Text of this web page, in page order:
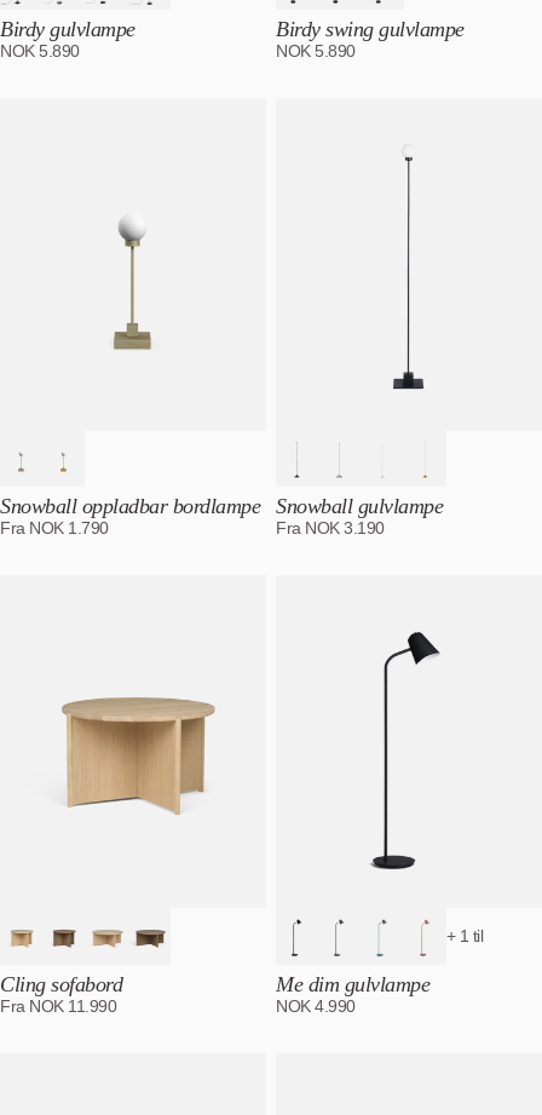
Birdy gulvlampe
NOK 5.890
Birdy swing gulvlampe
NOK 5.890
Snowball oppladbar bordlampe
Fra NOK 1.790
Snowball gulvlampe
Fra NOK3.190
Cling sofabord
Fra NOK 11.990
+ 1 til
Me dim gulvlampe
NOK4.990